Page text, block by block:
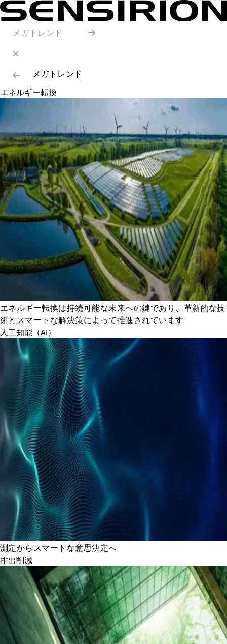
メガトレンド
メガトレンド
エネルギー転換
エネルギー転換は持続可能な未来への鍵であり、革新的な技
術とスマートな解決策によって推進されています
人工知能（AI）
測定からスマートな意思決定へ
排出削減